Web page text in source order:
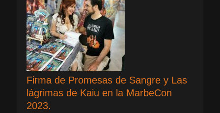
Firma de Promesas de Sangre y Las
lágrimas de Kaiu en la MarbeCon
2023.